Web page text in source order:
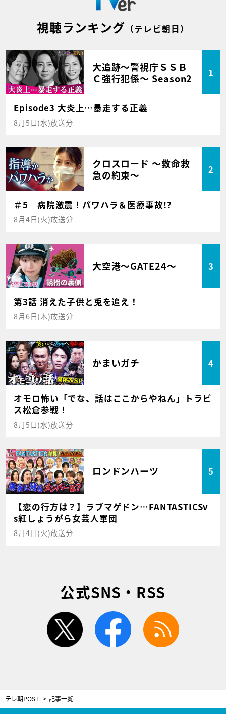
視聴ランキング （テレビ朝日）
大追跡～警視庁ＳＳＢ
Ｃ強行犯係～ Season2
1
Episode3 大炎上…暴走する正義
8月5日(水)放送分
クロスロード ～救命救
急の約束～
2
＃5 病院激震！パワハラ＆医療事故!?
8月4日(火)放送分
大空港～GATE24～ 3
第3話 消えた子供と兎を追え！
8月6日(木)放送分
かまいガチ 4
オモロ怖い「でな、話はここからやねん」トラビ
ス松倉参戦！
8月5日(水)放送分
ロンドンハーツ 5
【恋の行方は？】ラブマゲドン…FANTASTICSv
s紅しょうがら女芸人軍団
8月4日(火)放送分
公式SNS・RSS
twitter facebook
テレ朝POST 記事一覧